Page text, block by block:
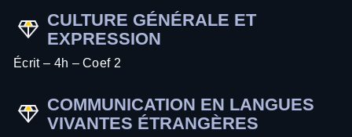
CULTURE GÉNÉRALE ET
EXPRESSION
Écrit – 4h – Coef 2
COMMUNICATION EN LANGUES
VIVANTES ÉTRANGÈRES